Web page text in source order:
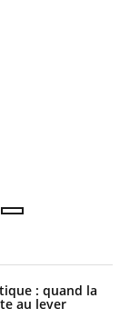
: quand la
au lever